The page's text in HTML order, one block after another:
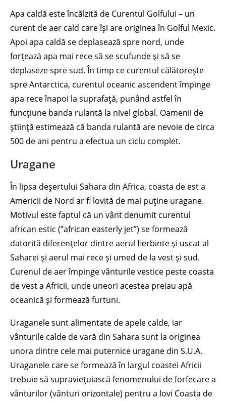
Apa caldă este încălzită de Curentul Golfului – un
curent de aer cald care își are originea în Golful Mexic.
Apoi apa caldă se deplasează spre nord, unde
forțează apa mai rece să se scufunde și să se
deplaseze spre sud. În timp ce curentul călătorește
spre Antarctica, curentul oceanic ascendent împinge
apa rece înapoi la suprafață, punând astfel în
funcțiune banda rulantă la nivel global. Oamenii de
știință estimează că banda rulantă are nevoie de circa
500 de ani pentru a efectua un ciclu complet.
Uragane
În lipsa deșertului Sahara din Africa, coasta de est a
Americii de Nord ar fi lovită de mai puține uragane.
Motivul este faptul că un vânt denumit curentul
african estic (”african easterly jet”) se formează
datorită diferențelor dintre aerul fierbinte și uscat al
Saharei și aerul mai rece și umed de la vest și sud.
Curenul de aer împinge vânturile vestice peste coasta
de vest a Africii, unde uneori acestea preiau apă
oceanică și formează furtuni.
Uraganele sunt alimentate de apele calde, iar
vânturile calde de vară din Sahara sunt la originea
unora dintre cele mai puternice uragane din S.U.A.
Uraganele care se formează în largul coastei Africii
trebuie să supraviețuiască fenomenului de forfecare a
vânturilor (vânturi orizontale) pentru a lovi Coasta de